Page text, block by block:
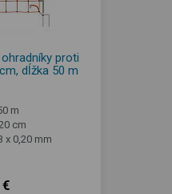
proti
dĺžka 50 m
m
cm
x 0,20 mm